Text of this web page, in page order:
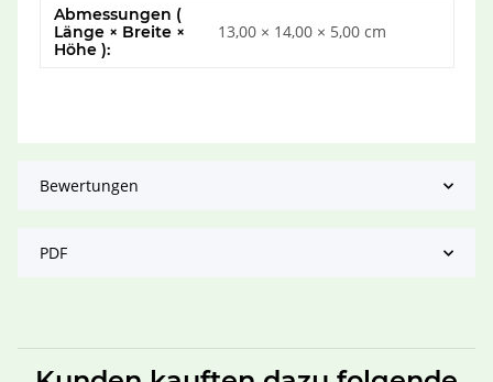
Abmessungen (
Länge × Breite ×
Höhe ):
13,00 × 14,00 × 5,00 cm
Bewertungen
PDF